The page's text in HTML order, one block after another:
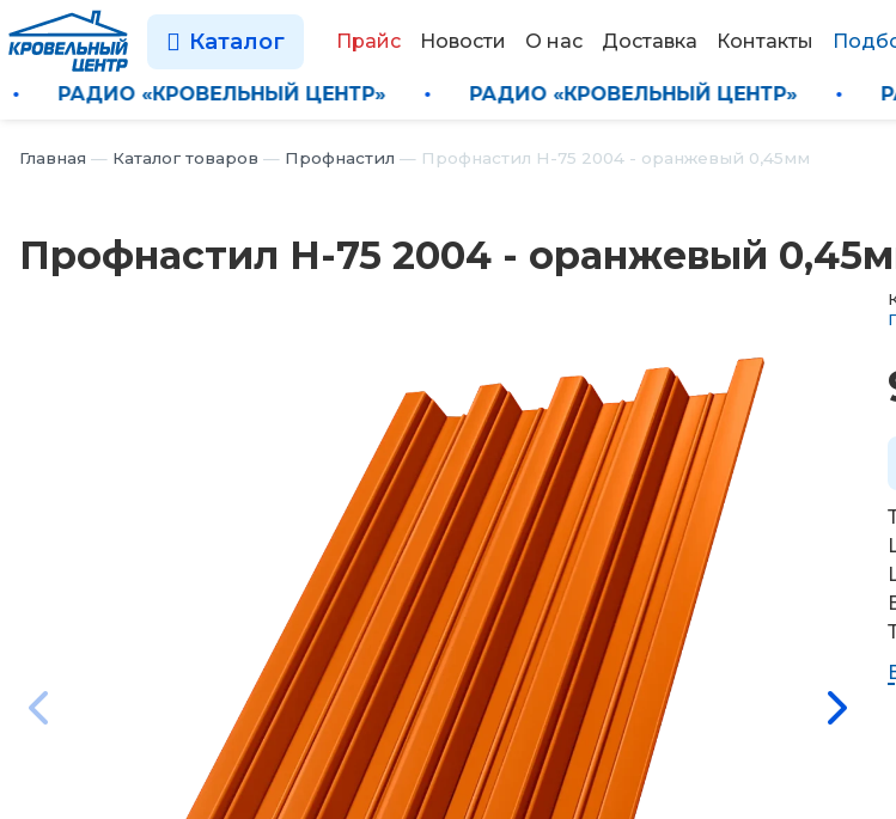
Каталог Прайс Новости О нас Доставка Контакты
• РАДИО «КРОВЕЛЬНЫЙ ЦЕНТР» • РАДИО «КРОВЕЛЬНЫЙ ЦЕНТР» •
Главная — Каталог товаров — Профнастил — Профнастил Н-75 2004 - оранжевый 0,45мм
Профнастил Н-75 2004 - оранжевый